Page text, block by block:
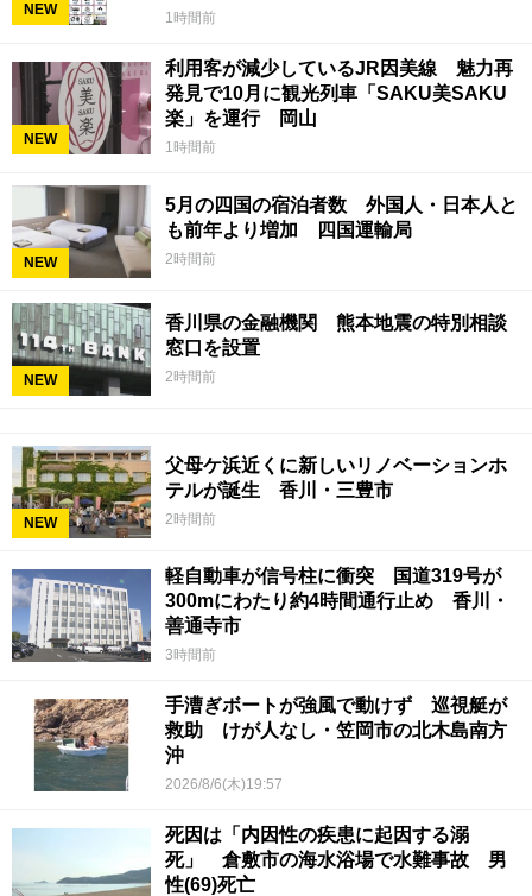
NEW 1時間前
NEW
利用客が減少しているJR因美線 魅力再
発見で10月に観光列車「SAKU美SAKU
楽」を運行 岡山
1時間前
NEW
5月の四国の宿泊者数 外国人・日本人と
も前年より増加 四国運輸局
2時間前
NEW
香川県の金融機関 熊本地震の特別相談
窓口を設置
2時間前
NEW
父母ケ浜近くに新しいリノベーションホ
テルが誕生 香川・三豊市
2時間前
軽自動車が信号柱に衝突 国道319号が
300mにわたり約4時間通行止め 香川・
善通寺市
3時間前
手漕ぎボートが強風で動けず 巡視艇が
救助 けが人なし・笠岡市の北木島南方
沖
2026/8/6(木)19:57
死因は「内因性の疾患に起因する溺
死」 倉敷市の海水浴場で水難事故 男
性(69)死亡